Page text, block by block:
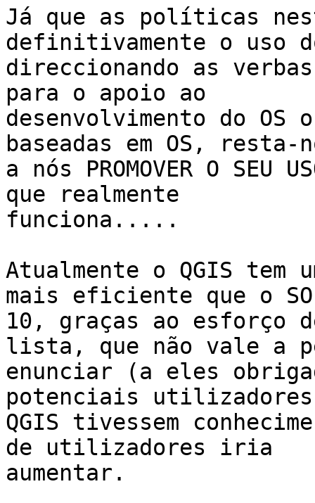
Já que as políticas
definitivamente o uso
direccionando as
para o apoio ao
desenvolvimento do OS
baseadas em OS, resta-
a nós PROMOVER O
que realmente
funciona.....
Atualmente o QGIS
mais eficiente que o
10, graças ao esforço
lista, que não vale a
enunciar (a eles
potenciais
QGIS tivessem
de utilizadores iria
aumentar.